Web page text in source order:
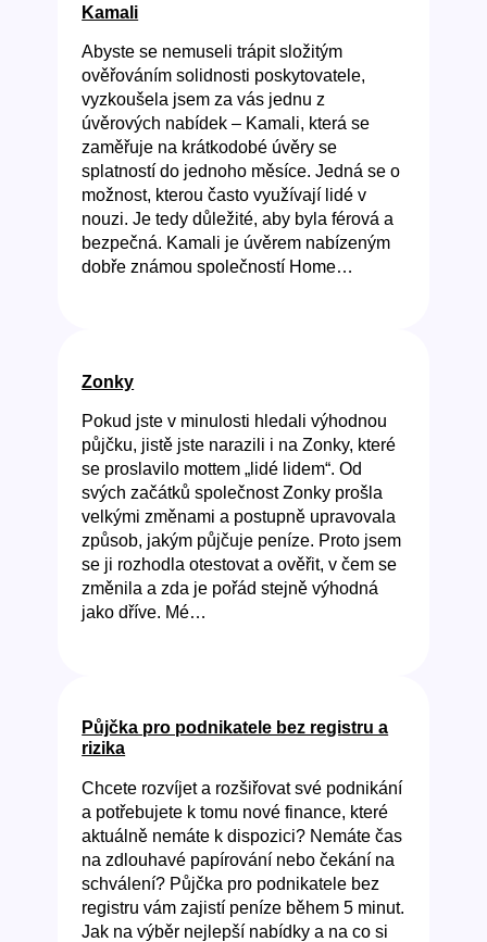
Kamali
Abyste se nemuseli trápit složitým
ověřováním solidnosti poskytovatele,
vyzkoušela jsem za vás jednu z
úvěrových nabídek – Kamali, která se
zaměřuje na krátkodobé úvěry se
splatností do jednoho měsíce. Jedná se o
možnost, kterou často využívají lidé v
nouzi. Je tedy důležité, aby byla férová a
bezpečná. Kamali je úvěrem nabízeným
dobře známou společností Home…
Zonky
Pokud jste v minulosti hledali výhodnou
půjčku, jistě jste narazili i na Zonky, které
se proslavilo mottem „lidé lidem“. Od
svých začátků společnost Zonky prošla
velkými změnami a postupně upravovala
způsob, jakým půjčuje peníze. Proto jsem
se ji rozhodla otestovat a ověřit, v čem se
změnila a zda je pořád stejně výhodná
jako dříve. Mé…
Půjčka pro podnikatele bez registru a
rizika
Chcete rozvíjet a rozšiřovat své podnikání
a potřebujete k tomu nové finance, které
aktuálně nemáte k dispozici? Nemáte čas
na zdlouhavé papírování nebo čekání na
schválení? Půjčka pro podnikatele bez
registru vám zajistí peníze během 5 minut.
Jak na výběr nejlepší nabídky a na co si